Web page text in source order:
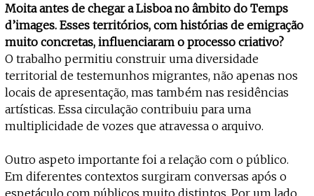
Moita antes de chegar a Lisboa no âmbito do Temps
d’images. Esses territórios, com histórias de emigração
muito concretas, influenciaram o processo criativo?
O trabalho permitiu construir uma diversidade
territorial de testemunhos migrantes, não apenas nos
locais de apresentação, mas também nas residências
artísticas. Essa circulação contribuiu para uma
multiplicidade de vozes que atravessa o arquivo.
Outro aspeto importante foi a relação com o público.
Em diferentes contextos surgiram conversas após o
espetáculo com públicos muito distintos. Por um lado,